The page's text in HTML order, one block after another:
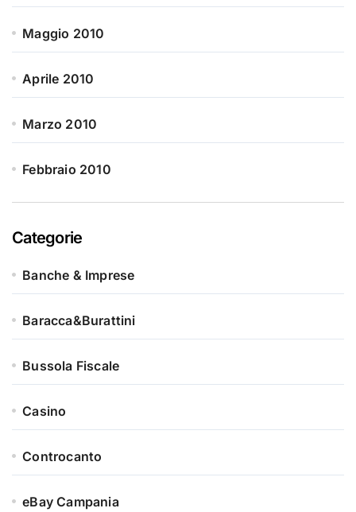
Maggio 2010
Aprile 2010
Marzo 2010
Febbraio 2010
Categorie
Banche & Imprese
Baracca&Burattini
Bussola Fiscale
Casino
Controcanto
eBay Campania